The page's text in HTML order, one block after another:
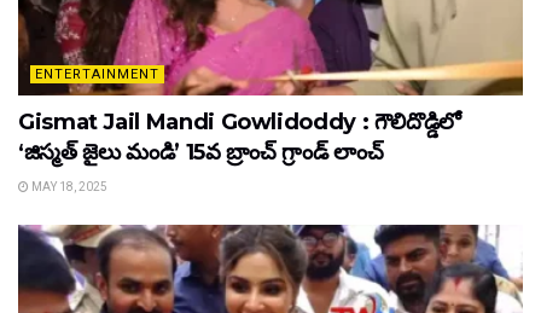
ENTERTAINMENT
Gismat Jail Mandi Gowlidoddy : గౌలిదొడ్డిలో
‘జిస్మత్ జైలు మండి’ 15వ బ్రాంచ్ గ్రాండ్ లాంచ్
MAY 18, 2025